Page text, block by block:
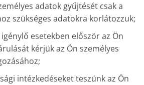
adatok gyűjtését csak a
szükséges adatokra korlátozzuk;
esetekben először az Ön
kérjük az Ön személyes
intézkedéseket teszünk az Ön